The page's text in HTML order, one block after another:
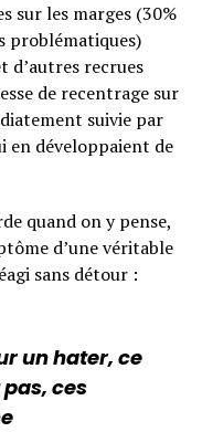
sur les marges (30%
problématiques)
d’autres recrues
de recentrage sur
suivie par
en développaient de
quand on y pense,
d’une véritable
sans détour :
un hater, ce
ces